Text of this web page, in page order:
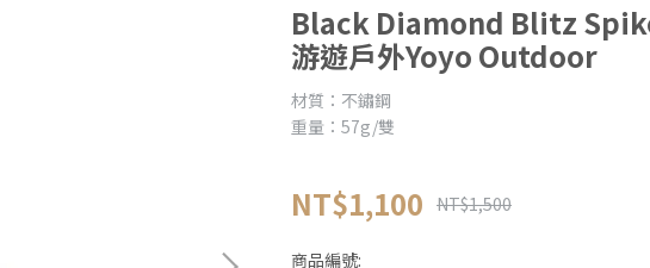
Black Diamond Blitz
游遊戶外Yoyo Outdoor
材質：不鏽鋼
重量：57g/雙
NT$1,100 NT$1,500
商品編號: